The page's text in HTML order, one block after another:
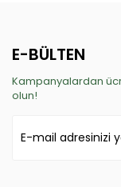
E-BÜLTEN
Kampanyalardan
olun!